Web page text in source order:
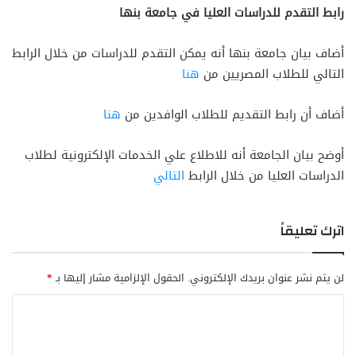
رابط التقدم للدراسات العليا في جامعة بنها
أضاف بيان جامعة بنها أنه يمكن التقدم للدراسات من خلال الرابط
التالي للطلاب المصريين من هنا
أضاف أن رابط التقديم للطلاب الوافدين من هنا
أوضح بيان الجامعة أنه للاطلاع علي الخدمات الإلكترونية لطلاب
الدراسات العليا من خلال الرابط التالي
اترك تعليقاً
لن يتم نشر عنوان بريدك الإلكتروني. الحقول الإلزامية مشار إليها بـ*